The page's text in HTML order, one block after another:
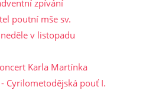
zpívání
poutní mše sv.
v listopadu
Karla Martínka
Cyrilometodějská pouť I.